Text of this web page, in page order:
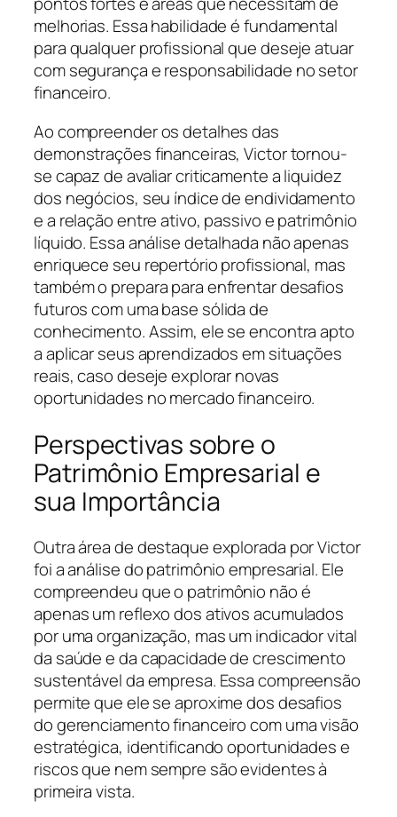
melhorias. Essa habilidade é fundamental
para qualquer profissional que deseje atuar
com segurança e responsabilidade no setor
financeiro.
Ao compreender os detalhes das
demonstrações financeiras, Victor tornou-
se capaz de avaliar criticamente a liquidez
dos negócios, seu índice de endividamento
e a relação entre ativo, passivo e patrimônio
líquido. Essa análise detalhada não apenas
enriquece seu repertório profissional, mas
também o prepara para enfrentar desafios
futuros com uma base sólida de
conhecimento. Assim, ele se encontra apto
a aplicar seus aprendizados em situações
reais, caso deseje explorar novas
oportunidades no mercado financeiro.
Perspectivas sobre o
Patrimônio Empresarial e
sua Importância
Outra área de destaque explorada por Victor
foi a análise do patrimônio empresarial. Ele
compreendeu que o patrimônio não é
apenas um reflexo dos ativos acumulados
por uma organização, mas um indicador vital
da saúde e da capacidade de crescimento
sustentável da empresa. Essa compreensão
permite que ele se aproxime dos desafios
do gerenciamento financeiro com uma visão
estratégica, identificando oportunidades e
riscos que nem sempre são evidentes à
primeira vista.